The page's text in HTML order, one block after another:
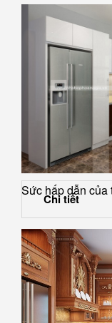
Sức hấp dẫn
Chi tiết